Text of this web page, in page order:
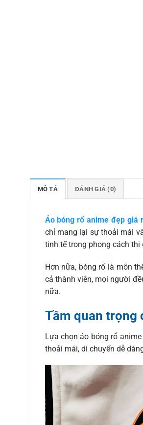
MÔ TẢ ĐÁNH GIÁ (0)
Áo bóng rổ anime đẹp giá
chỉ mang lại sự thoải mái
tinh tế trong phong cách thi
Hơn nữa, bóng rổ là môn
cả thành viên, mọi người
nữa.
Tầm quan trọng
Lựa chọn áo bóng rổ
thoải mái, di chuyển dễ